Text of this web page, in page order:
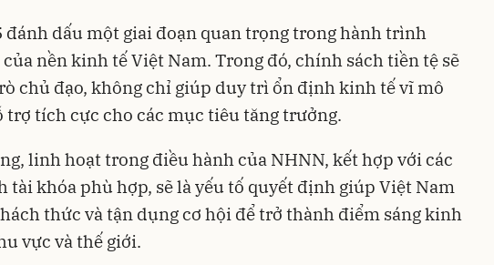
đánh dấu một giai đoạn quan trọng trong hành trình
nền kinh tế Việt Nam. Trong đó, chính sách tiền tệ sẽ
chủ đạo, không chỉ giúp duy trì ổn định kinh tế vĩ mô
trợ tích cực cho các mục tiêu tăng trưởng.
linh hoạt trong điều hành của NHNN, kết hợp với các
tài khóa phù hợp, sẽ là yếu tố quyết định giúp Việt Nam
thức và tận dụng cơ hội để trở thành điểm sáng kinh
vực và thế giới.